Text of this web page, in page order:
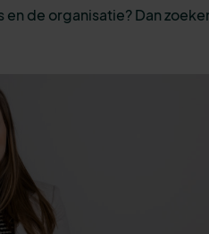
de organisatie? Dan